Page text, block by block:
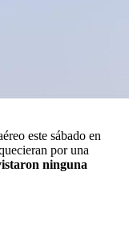
este sábado en
por una
ninguna